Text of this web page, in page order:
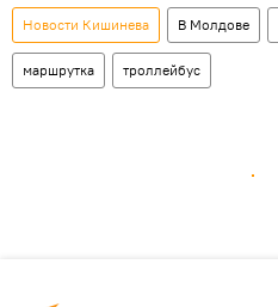
Новости Кишинева В Молдове
маршрутка троллейбус